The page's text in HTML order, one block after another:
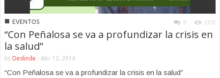
■ EVENTOS 0 1711
“Con Peñalosa se va a profundizar la crisis en
la salud”
by Deslinde - Abr 12, 2016
“Con Peñalosa se va a profundizar la crisis en la salud”